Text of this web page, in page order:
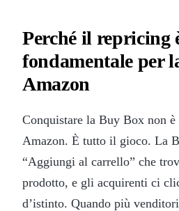
Perché il repricing
fondamentale per
Amazon
Conquistare la Buy Box non è
Amazon. È tutto il gioco. La
“Aggiungi al carrello” che
prodotto, e gli acquirenti ci
d’istinto. Quando più